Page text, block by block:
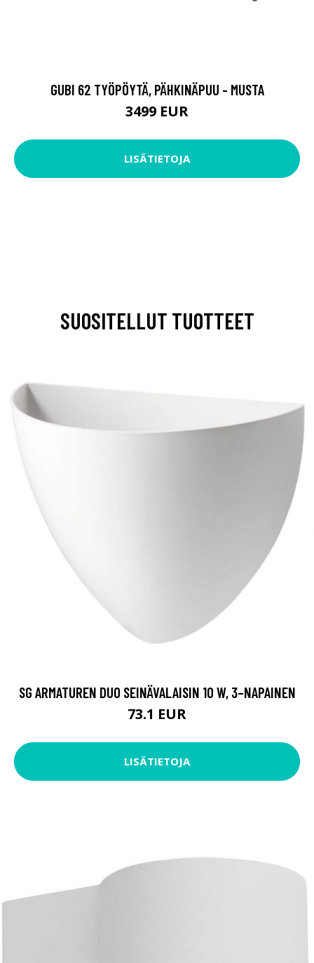
GUBI 62 TYÖPÖYTÄ, PÄHKINÄPUU - MUSTA
3499 EUR
LISÄTIETOJA
SUOSITELLUT TUOTTEET
SG ARMATUREN DUO SEINÄVALAISIN 10 W, 3–NAPAINEN
73.1 EUR
LISÄTIETOJA